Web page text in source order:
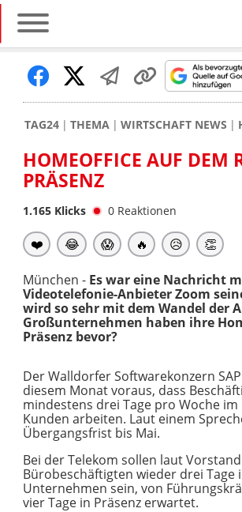
TAG24 THEMA WIRTSCHAFT NEWS
HOMEOFFICE AUF DEM
PRÄSENZ
1.165 Klicks 0 Reaktionen
❤️ 😂 😱 🔥 😥 👏
München - Es war eine Nachricht
Videotelefonie-Anbieter Zoom
wird so sehr mit dem Wandel der
Großunternehmen haben ihre
Präsenz bevor?
Der Walldorfer Softwarekonzern
diesem Monat voraus, dass
mindestens drei Tage pro Woche
Kunden arbeiten. Laut einem
Übergangsfrist bis Mai.
Bei der Telekom sollen laut
Bürobeschäftigten wieder drei Tage
Unternehmen sein, von
vier Tage in Präsenz erwartet.